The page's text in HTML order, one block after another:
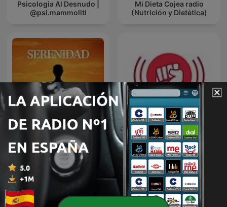
Psicologia Al Desnudo |
@psi.mammoliti
Mi Dieta Cojea radio
(Nutrición y Dietética)
Meditación Guiada
Radio Fitness
Revolucionario